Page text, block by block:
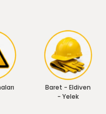
Baret - Eldiven
- Yelek